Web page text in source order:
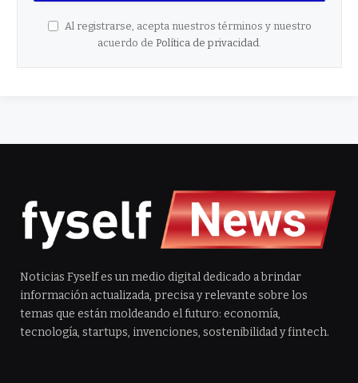
Al registrarse, acepta nuestros términos y nuestro
acuerdo de Política de privacidad
Noticias Fyself es un medio digital dedicado a brindar
información actualizada, precisa y relevante sobre los
temas que están moldeando el futuro: economía,
tecnología, startups, invenciones, sostenibilidad y fintech.